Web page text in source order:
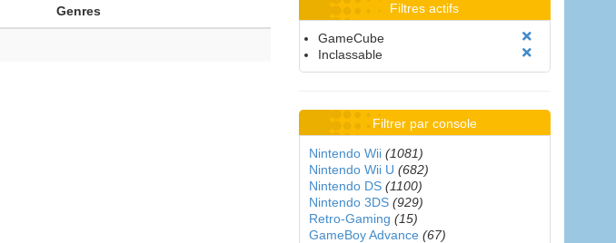
Genres Filtres actifs
GameCube
Inclassable
Filtrer par console
Nintendo Wii (1081)
Nintendo Wii U (682)
Nintendo DS (1100)
Nintendo 3DS (929)
Retro-Gaming (15)
GameBoy Advance (67)